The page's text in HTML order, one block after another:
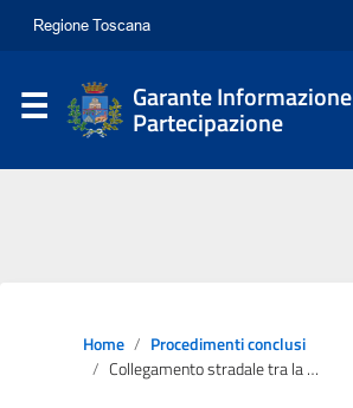
Garante Informazione
Partecipazione
Home
Procedimenti conclusi
Collegamento stradale tra la SS 67 e la SP 106